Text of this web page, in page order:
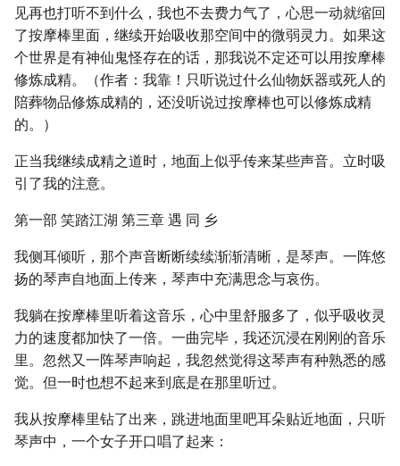
见再也打听不到什么，我也不去费力气了，心思一动就缩回
了按摩棒里面，继续开始吸收那空间中的微弱灵力。如果这
个世界是有神仙鬼怪存在的话，那我说不定还可以用按摩棒
修炼成精。（作者：我靠！只听说过什么仙物妖器或死人的
陪葬物品修炼成精的，还没听说过按摩棒也可以修炼成精
的。）
正当我继续成精之道时，地面上似乎传来某些声音。立时吸
引了我的注意。
第一部 笑踏江湖 第三章 遇 同 乡
我侧耳倾听，那个声音断断续续渐渐清晰，是琴声。一阵悠
扬的琴声自地面上传来，琴声中充满思念与哀伤。
我躺在按摩棒里听着这音乐，心中里舒服多了，似乎吸收灵
力的速度都加快了一倍。一曲完毕，我还沉浸在刚刚的音乐
里。忽然又一阵琴声响起，我忽然觉得这琴声有种熟悉的感
觉。但一时也想不起来到底是在那里听过。
我从按摩棒里钻了出来，跳进地面里吧耳朵贴近地面，只听
琴声中，一个女子开口唱了起来：